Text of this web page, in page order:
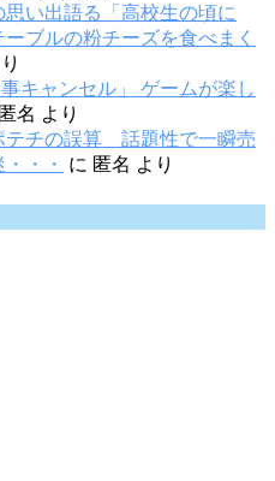
い出語る「高校生の頃に
ーブルの粉チーズを食べまく
キャンセル」 ゲームが楽し
匿名 より
テチの誤算 話題性で一瞬売
・・
に 匿名 より